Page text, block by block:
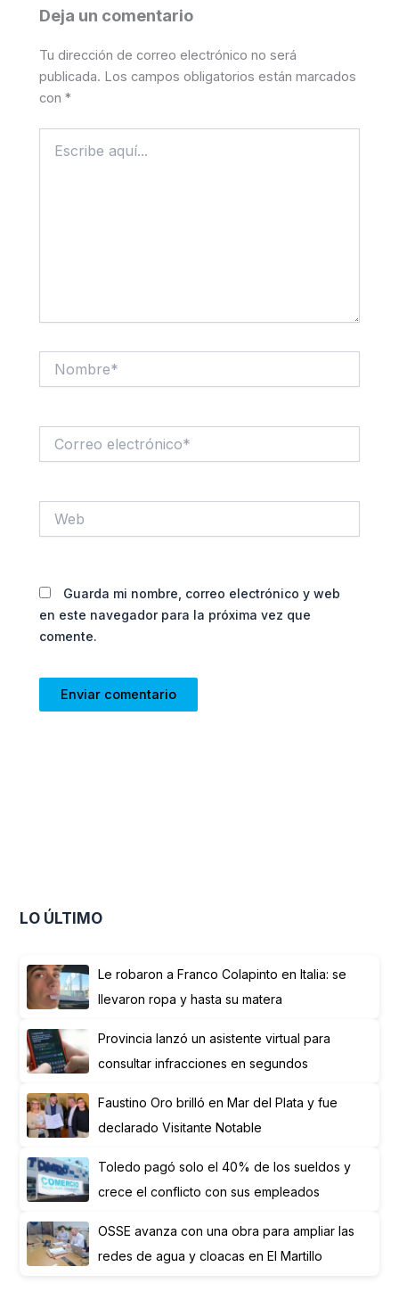
Deja un comentario
Tu dirección de correo electrónico no será
publicada. Los campos obligatorios están marcados
con*
aquí...
electrónico*
Guarda mi nombre, correo electrónico y web
en este navegador para la próxima vez que
comente.
LO ÚLTIMO
Le robaron a Franco Colapinto en Italia: se
llevaron ropa y hasta su matera
Provincia lanzó un asistente virtual para
consultar infracciones en segundos
Faustino Oro brilló en Mar del Plata y fue
declarado Visitante Notable
Toledo pagó solo el 40% de los sueldos y
crece el conflicto con sus empleados
OSSE avanza con una obra para ampliar las
redes de agua y cloacas en El Martillo